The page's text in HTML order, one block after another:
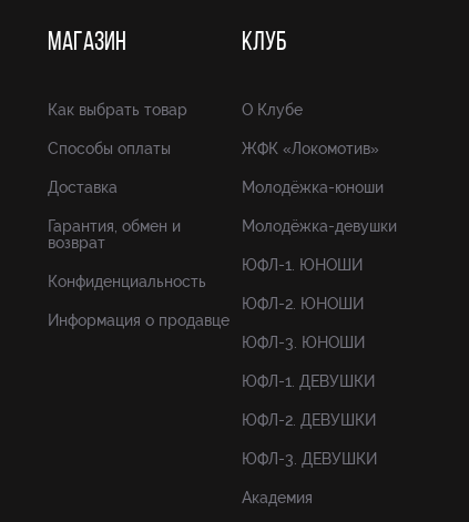
МАГАЗИН
Как выбрать товар
Способы оплаты
Доставка
Гарантия, обмен и
возврат
Конфиденциальность
Информация о продавце
КЛУБ
О Клубе
ЖФК «Локомотив»
Молодёжка-юноши
Молодёжка-девушки
ЮФЛ-1. ЮНОШИ
ЮФЛ-2. ЮНОШИ
ЮФЛ-3. ЮНОШИ
ЮФЛ-1. ДЕВУШКИ
ЮФЛ-2. ДЕВУШКИ
ЮФЛ-3. ДЕВУШКИ
Академия